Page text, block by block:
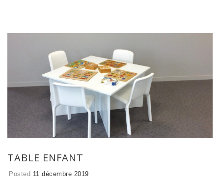
TABLE ENFANT
Posted 11 décembre 2019